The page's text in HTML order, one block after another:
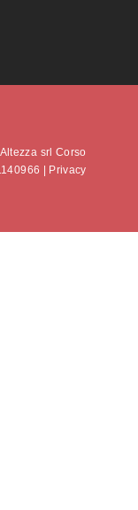
srl Corso
|
Privacy